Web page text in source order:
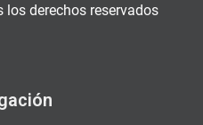
derechos reservados